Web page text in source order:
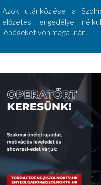
Azok utánközlése a
előzetes engedélye
lépéseket von maga után.